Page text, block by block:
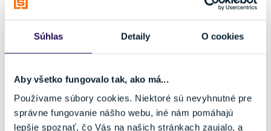
Súhlas Detaily O cookies
Aby všetko fungovalo tak, ako má...
Používame súbory cookies. Niektoré sú nevyhnutné pre
správne fungovanie nášho webu, iné nám pomáhajú
lepšie spoznať, čo Vás na našich stránkach zaujalo, a
Skladom - Ihneď k odberu